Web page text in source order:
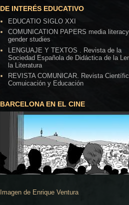
DE INTERÉS EDUCATIVO
EDUCATIO SIGLO XXI
COMUNICATION PAPERS media
gender studies
LENGUAJE Y TEXTOS . Revista de la
Sociedad Española de Didáctica de la
la Literatura
REVISTA COMUNICAR. Revista
Comuicación y Educación
BARCELONA EN EL CINE
Imagen de Enrique Ventura